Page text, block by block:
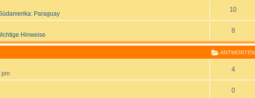
Paraguay
10
Hinweise
8
ANTWORTEN
pm
4
0